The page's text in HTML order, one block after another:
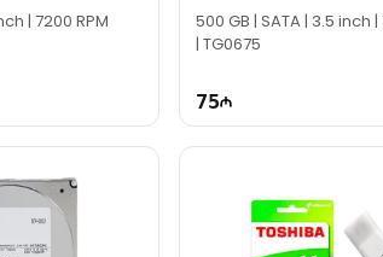
| 7200 RPM
500 GB | SATA | 3.5 inch |
| TG0675
75